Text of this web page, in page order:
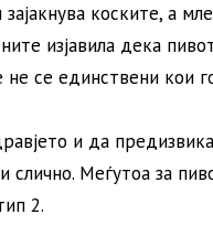
коските, а
изјавила дека
не се единствени
и да
слично. Меѓутоа за
2.